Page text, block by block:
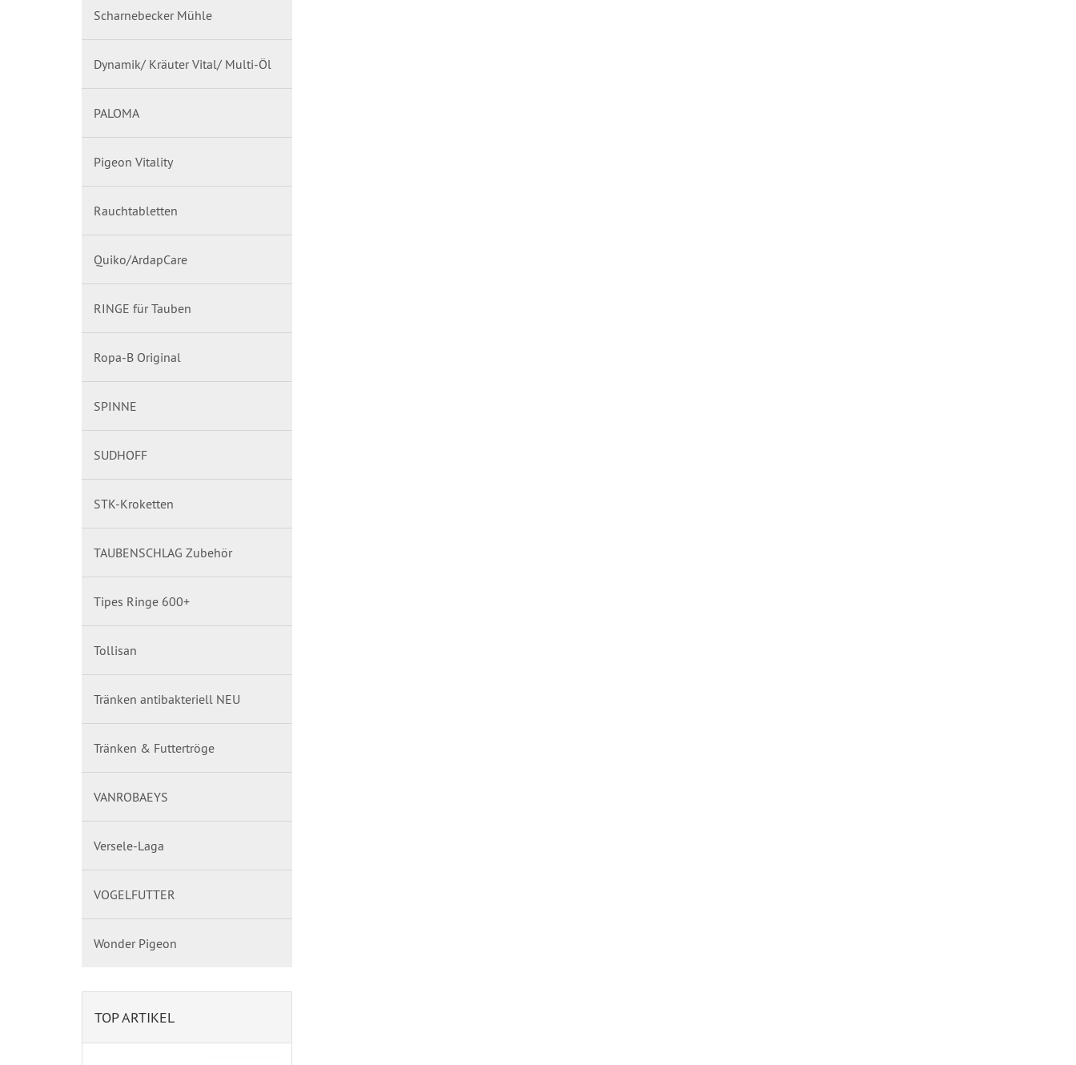
Scharnebecker Mühle
Dynamik/ Kräuter Vital/ Multi-Öl
PALOMA
Pigeon Vitality
Rauchtabletten
Quiko/ArdapCare
RINGE für Tauben
Ropa-B Original
SPINNE
SUDHOFF
STK-Kroketten
TAUBENSCHLAG Zubehör
Tipes Ringe 600+
Tollisan
Tränken antibakteriell NEU
Tränken & Futtertröge
VANROBAEYS
Versele-Laga
VOGELFUTTER
Wonder Pigeon
TOP ARTIKEL